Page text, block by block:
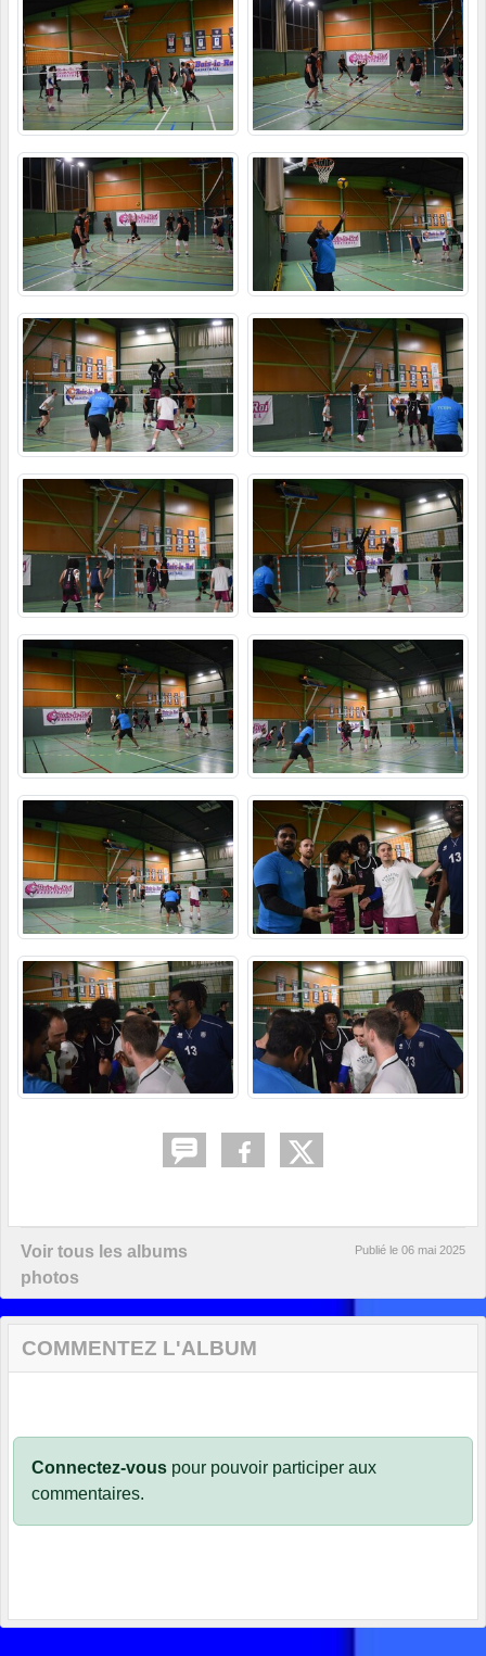
Voir tous les albums
photos
Publié le 06 mai 2025
COMMENTEZ L'ALBUM
Connectez-vous pour pouvoir participer aux
commentaires.